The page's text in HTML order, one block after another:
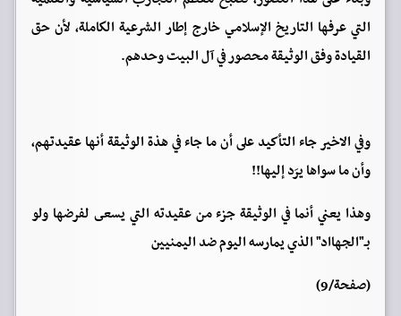
التي عرفها التاريخ الإسلامي خارج إطار الشرعية الكاملة، لأن حق
القيادة وفق الوثيقة محصور في آل البيت وحدهم.
وفي الاخير جاء التأكيد على أن ما جاء في هذة الوثيقة أنها عقيدتهم،
وأن ما سواها يرَد إليها!!
وهذا يعني أنما في الوثيقة جزء من عقيدته التي يسعى لفرضها ولو
بـ"الجهااد" الذي يمارسه اليوم ضد اليمنيين
(صفحة/9)